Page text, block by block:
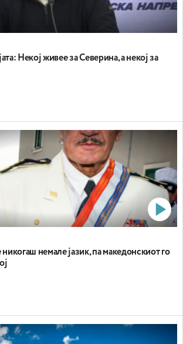
Некој живее за Северина, а некој за
немале јазик, па македонскиот го